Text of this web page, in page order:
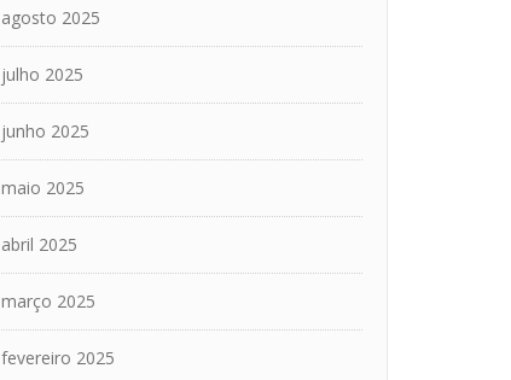
agosto 2025
julho 2025
junho 2025
maio 2025
abril 2025
março 2025
fevereiro 2025